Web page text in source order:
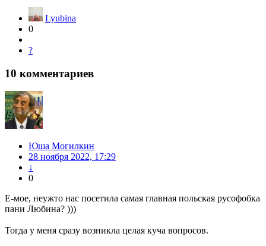
Lyubina
0
?
10 комментариев
Юша Могилкин
28 ноября 2022, 17:29
↓
0
Е-мое, неужто нас посетила самая главная польская русофобка
пани Любина? )))
Тогда у меня сразу возникла целая куча вопросов.